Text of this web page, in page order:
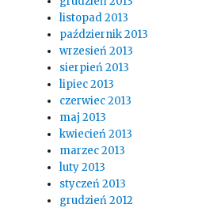
listopad 2013
październik 2013
wrzesień 2013
sierpień 2013
lipiec 2013
czerwiec 2013
maj 2013
kwiecień 2013
marzec 2013
luty 2013
styczeń 2013
grudzień 2012